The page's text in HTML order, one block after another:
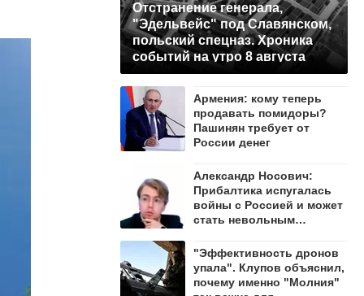
Отстранение генерала,
"Эдельвейс" под Славянском,
польский спецназ. Хроника
событий на утро 8 августа
Армения: кому теперь
продавать помидоры?
Пашинян требует от
России денег
Александр Носович:
Прибалтика испугалась
войны с Россией и может
стать невольным
"Эффективность дронов
упала". Клупов объяснил,
почему именно "Молния"